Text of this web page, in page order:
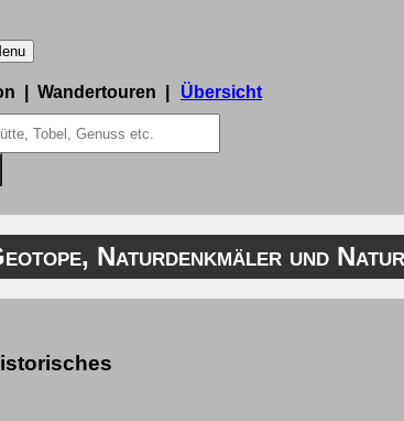
| Wandertouren | Übersicht
Naturdenkmäler und